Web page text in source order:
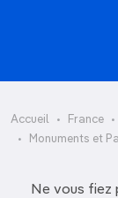
Accueil France
Monuments et
Ne vous fiez